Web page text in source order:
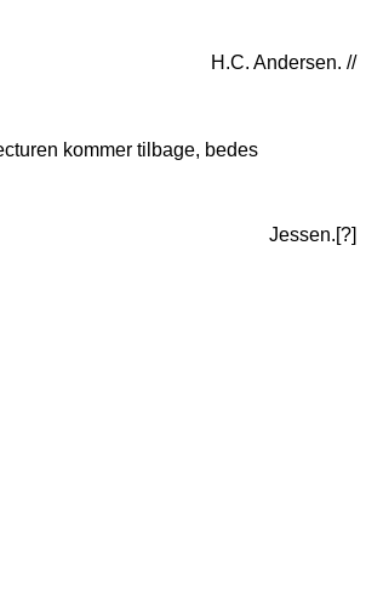
H.C. Andersen. //
kommer tilbage, bedes
Jessen.[?]